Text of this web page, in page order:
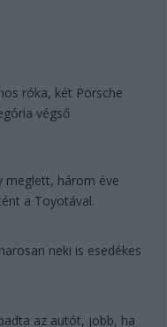
róka, két Porsche
végső
meglett, három éve
a Toyotával.
neki is esedékes
az autót, jobb, ha